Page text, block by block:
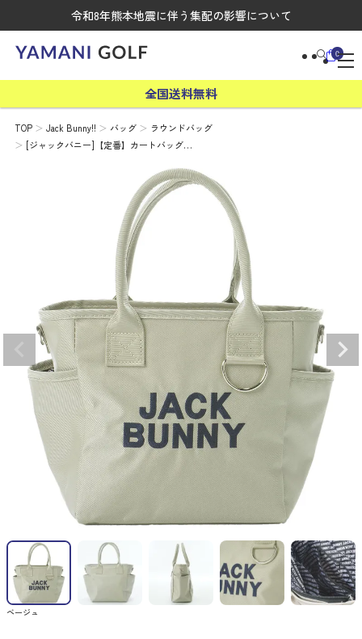
令和8年熊本地震に伴う集配の影響について
0
全国送料無料
TOP Jack Bunny!! バッグ
ラウンドバッグ
[ジャックバニー]【定番】カートバッグ…
ベージュ